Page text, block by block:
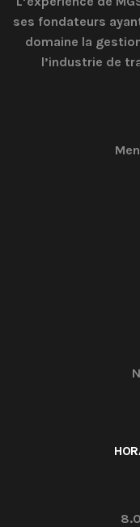
ses fondateurs
domaine la
l’industrie de